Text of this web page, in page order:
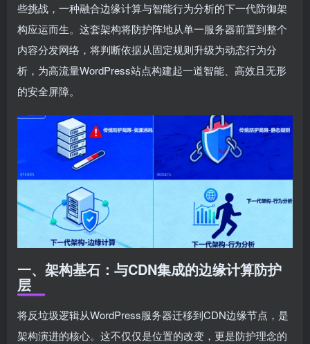
些挑战，一种融合边缘计算与智能行为分析的下一代防御架
构应运而生。这套架构将防护阵地从单一服务器前置到整个
内容分发网络，将判断依据从固定规则升级为动态行为分
析，为高流量WordPress站点构建起一道智能、高效且无形
的安全屏障。
一、架构基石：与CDN集成的边缘计算防护
层
将反垃圾逻辑从WordPress服务器迁移到CDN边缘节点，是
架构演进的核心。这不仅仅是位置的改变，更是防护理念的